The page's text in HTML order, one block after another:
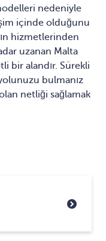
nedeniyle
içinde olduğunu
hizmetlerinden
uzanan Malta
bir alandır. Sürekli
bulmanız
netliği sağlamak